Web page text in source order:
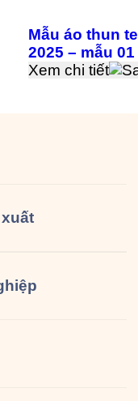
Mẫu áo thun
2025 – mẫu 01
Xem chi tiết